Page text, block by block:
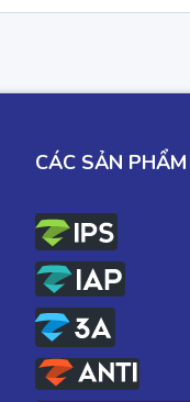
CÁC SẢN PHẨM